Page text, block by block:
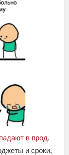
в прод.
и сроки,